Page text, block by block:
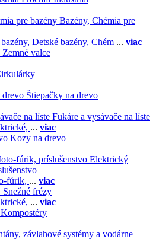
Bazény, Chémia pre
Detské bazény, Chém ... viac
Zemné valce
Štiepačky na drevo
Fukáre a vysávače na líste
... viac
Kozy na drevo
Elektrický
fúrik, ... viac
Snežné frézy
... viac
Kompostéry